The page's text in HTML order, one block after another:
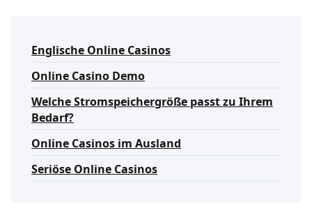
Englische Online Casinos
Online Casino Demo
Welche Stromspeichergröße passt zu Ihrem
Bedarf?
Online Casinos im Ausland
Seriöse Online Casinos